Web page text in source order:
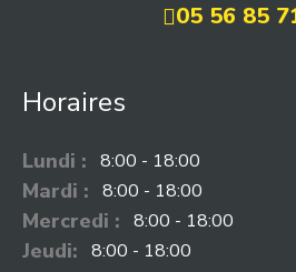
05 56 85
Horaires
Lundi : 8:00 - 18:00
Mardi : 8:00 - 18:00
Mercredi : 8:00 - 18:00
Jeudi: 8:00 - 18:00